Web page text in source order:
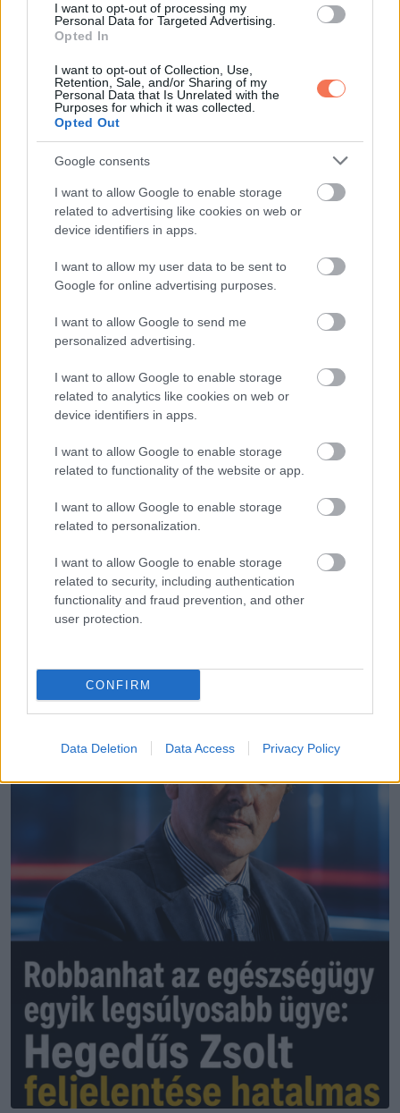
I want to opt-out of processing my
Personal Data for Targeted Advertising.
Opted In
I want to opt-out of Collection, Use,
Retention, Sale, and/or Sharing of my
Personal Data that Is Unrelated with the
Purposes for which it was collected.
Opted Out
Google consents
I want to allow Google to enable storage
related to advertising like cookies on web or
device identifiers in apps.
I want to allow my user data to be sent to
Google for online advertising purposes.
I want to allow Google to send me
personalized advertising.
I want to allow Google to enable storage
related to analytics like cookies on web or
device identifiers in apps.
I want to allow Google to enable storage
related to functionality of the website or app.
I want to allow Google to enable storage
related to personalization.
I want to allow Google to enable storage
related to security, including authentication
functionality and fraud prevention, and other
user protection.
CONFIRM
Data Deletion Data Access Privacy Policy
jel, ha a magas vércukorszint 22 óra után
További bejegyzések
EMBEREK
67 évesen utaztam először Máltára, és úgy
döntöttem,
LEGÚJABB POSZTOK: